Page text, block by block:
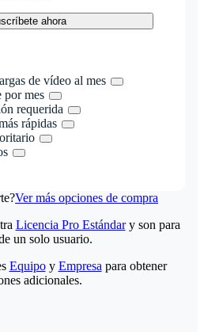
ahora
de vídeo al mes
por mes
requerida
rápidas
Ver más opciones de compra
Licencia Pro Estándary son para
un solo usuario.
Equipoy Empresa para obtener
adicionales.